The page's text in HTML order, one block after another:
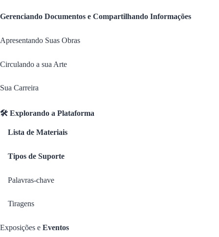
Gerenciando Documentos e Compartilhando Informações
Apresentando Suas Obras
Circulando a sua Arte
Sua Carreira
🛠️ Explorando a Plataforma
Lista de Materiais
Tipos de Suporte
Palavras-chave
Tiragens
Exposições e Eventos